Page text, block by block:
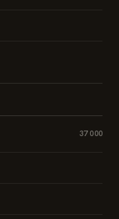
37 000